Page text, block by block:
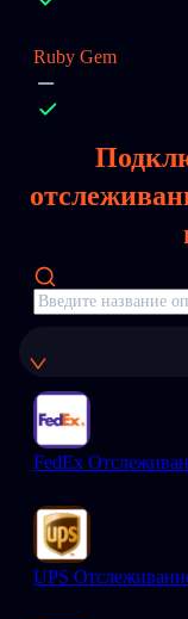
Ruby Gem
FedEx
UPS